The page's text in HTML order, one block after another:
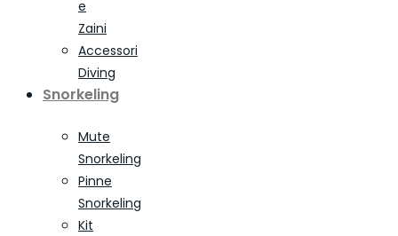
e
Zaini
Accessori
Diving
Snorkeling
Mute
Snorkeling
Pinne
Snorkeling
Kit